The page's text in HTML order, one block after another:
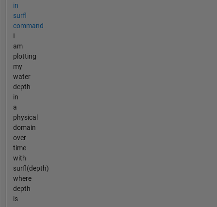
in
surfl
command
I
am
plotting
my
water
depth
in
a
physical
domain
over
time
with
surfl(depth)
where
depth
is